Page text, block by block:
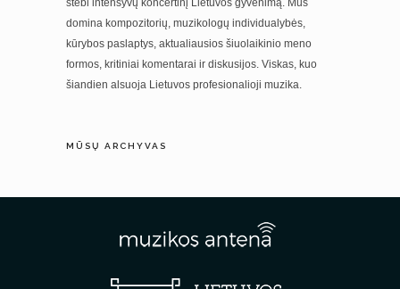
domina kompozitorių, muzikologų individualybės,
kūrybos paslaptys, aktualiausios šiuolaikinio meno
formos, kritiniai komentarai ir diskusijos. Viskas, kuo
šiandien alsuoja Lietuvos profesionalioji muzika.
MŪSŲ ARCHYVAS